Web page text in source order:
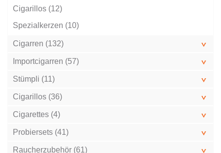
Cigarillos (12)
Spezialkerzen (10)
Cigarren (132)
Importcigarren (57)
Stümpli (11)
Cigarillos (36)
Cigarettes (4)
Probiersets (41)
Raucherzubehör (61)